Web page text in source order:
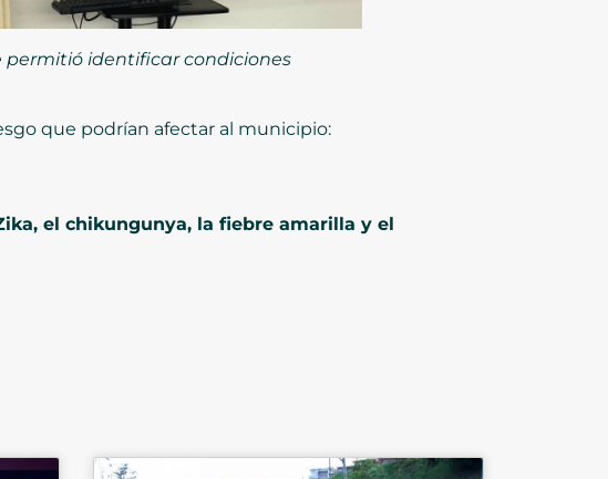
permitió identificar condiciones
que podrían afectar al municipio:
el chikungunya, la fiebre amarilla y el